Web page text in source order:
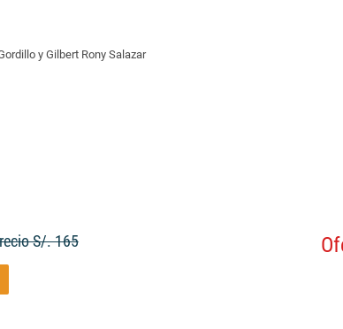
y Gilbert Rony Salazar
S/. 165